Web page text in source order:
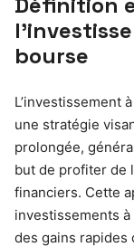
bourse
L’investissement
une stratégie
prolongée,
but de profiter de
financiers. Cette
investissements
des gains rapides